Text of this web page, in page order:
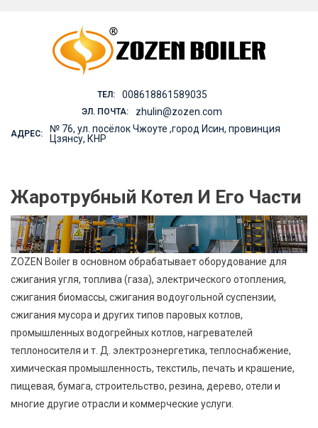
ТЕЛ: 008618861589035
ЭЛ. ПОЧТА: zhulin@zozen.com
АДРЕС:
№ 76, ул. посёлок Чжоуте ,город Исин, провинция
Цзянсу, КНР
Жаротрубный Котел И Его Части
ZOZEN Boiler в основном обрабатывает оборудование для
сжигания угля, топлива (газа), электрического отопления,
сжигания биомассы, сжигания водоугольной суспензии,
сжигания мусора и других типов паровых котлов,
промышленных водогрейных котлов, нагревателей
теплоносителя и т. Д. электроэнергетика, теплоснабжение,
химическая промышленность, текстиль, печать и крашение,
пищевая, бумага, строительство, резина, дерево, отели и
многие другие отрасли и коммерческие услуги.